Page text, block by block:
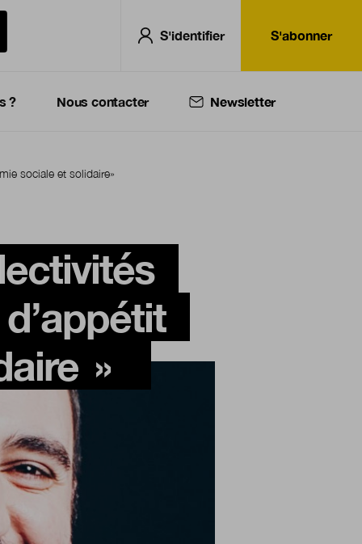
S'identifier S'abonner
? Nous contacter Newsletter
sociale et solidaire»
»